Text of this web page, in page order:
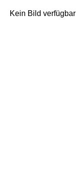
Kein Bild verfügbar